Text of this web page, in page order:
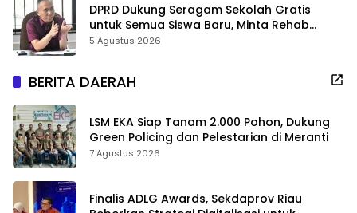
DPRD Dukung Seragam Sekolah Gratis
untuk Semua Siswa Baru, Minta Rehab
Sekolah Jangan Dikurangi
5 Agustus 2026
BERITA DAERAH
LSM EKA Siap Tanam 2.000 Pohon, Dukung
Green Policing dan Pelestarian di Meranti
7 Agustus 2026
Finalis ADLG Awards, Sekdaprov Riau